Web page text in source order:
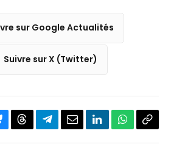
sur Google Actualités
Suivre sur X (Twitter)
ThreadsPartagerEmailLinkedInWhatsApp